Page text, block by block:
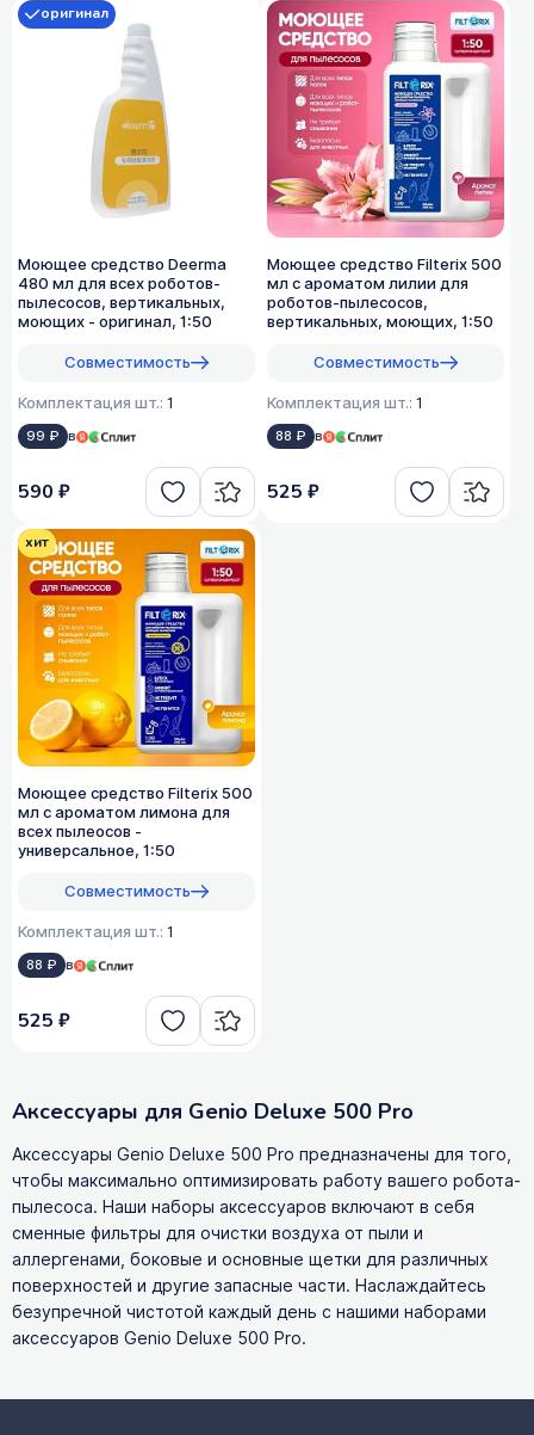
Моющее средство Deerma
480 мл для всех роботов-
пылесосов, вертикальных,
моющих - оригинал, 1:50
Совместимость
Комплектация шт.: 1
99 ₽ в
оригинал
590 ₽
Моющее средство Filterix 500
мл с ароматом лилии для
роботов-пылесосов,
вертикальных, моющих, 1:50
Совместимость
Комплектация шт.: 1
88 ₽ в
525 ₽
Моющее средство Filterix 500
мл с ароматом лимона для
всех пылеосов -
универсальное, 1:50
Совместимость
Комплектация шт.: 1
88 ₽ в
хит
525 ₽
Аксессуары для Genio Deluxe 500 Pro
Аксессуары Genio Deluxe 500 Pro предназначены для того,
чтобы максимально оптимизировать работу вашего робота-
пылесоса. Наши наборы аксессуаров включают в себя
сменные фильтры для очистки воздуха от пыли и
аллергенами, боковые и основные щетки для различных
поверхностей и другие запасные части. Наслаждайтесь
безупречной чистотой каждый день с нашими наборами
аксессуаров Genio Deluxe 500 Pro.